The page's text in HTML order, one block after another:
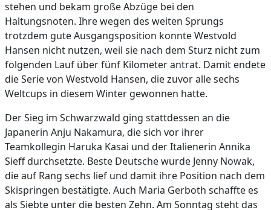
stehen und bekam große Abzüge bei den
Haltungsnoten. Ihre wegen des weiten Sprungs
trotzdem gute Ausgangsposition konnte Westvold
Hansen nicht nutzen, weil sie nach dem Sturz nicht zum
folgenden Lauf über fünf Kilometer antrat. Damit endete
die Serie von Westvold Hansen, die zuvor alle sechs
Weltcups in diesem Winter gewonnen hatte.
Der Sieg im Schwarzwald ging stattdessen an die
Japanerin Anju Nakamura, die sich vor ihrer
Teamkollegin Haruka Kasai und der Italienerin Annika
Sieff durchsetzte. Beste Deutsche wurde Jenny Nowak,
die auf Rang sechs lief und damit ihre Position nach dem
Skispringen bestätigte. Auch Maria Gerboth schaffte es
als Siebte unter die besten Zehn. Am Sonntag steht das